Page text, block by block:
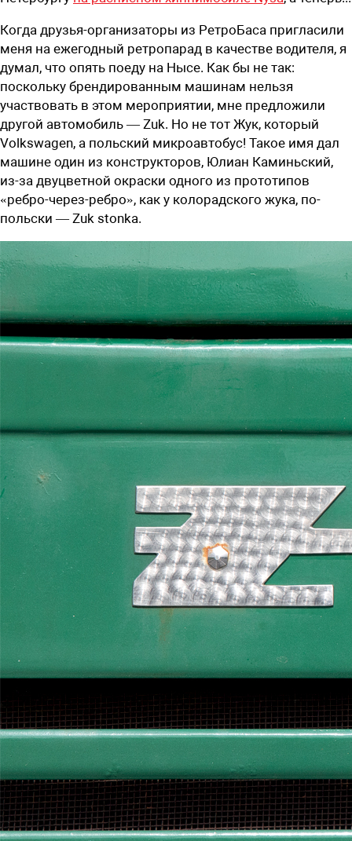
Когда друзья-организаторы из ­РетроБаса пригласили
меня на ежегодный ретропарад в качестве водителя, я
думал, что опять поеду на Нысе. Как бы не так:
поскольку брендированным машинам нельзя
участвовать в этом мероприятии, мне предложили
другой автомобиль — Zuk. Но не тот Жук, который
Volkswagen, а польский микроавтобус! Такое имя дал
машине один из конструкторов, Юлиан Каминьский,
из-за двуцветной окраски одного из прототипов
«ребро-через-ребро», как у колорадского жука, по-
польски — Zuk stonka.